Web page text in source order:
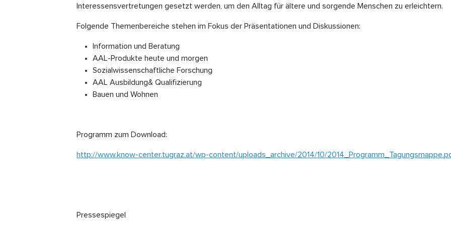
Interessensvertretungen gesetzt werden, um den Alltag für ältere und sorgende Menschen zu erleichtern.
Folgende Themenbereiche stehen im Fokus der Präsentationen und Diskussionen:
Information und Beratung
AAL-Produkte heute und morgen
Sozialwissenschaftliche Forschung
AAL Ausbildung& Qualifizierung
Bauen und Wohnen
Programm zum Download:
http://www.know-center.tugraz.at/wp-content/uploads_archive/2014/10/
Pressespiegel